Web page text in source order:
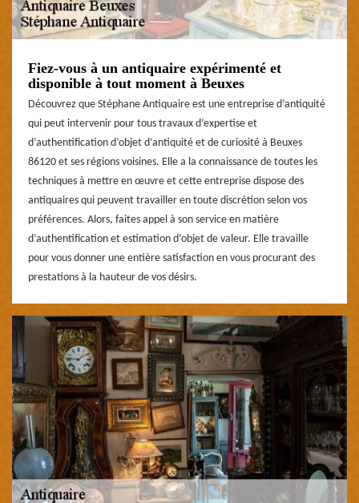
Fiez-vous à un antiquaire expérimenté et
disponible à tout moment à Beuxes
Découvrez que Stéphane Antiquaire est une entreprise d’antiquité
qui peut intervenir pour tous travaux d’expertise et
d’authentification d’objet d’antiquité et de curiosité à Beuxes
86120 et ses régions voisines. Elle a la connaissance de toutes les
techniques à mettre en œuvre et cette entreprise dispose des
antiquaires qui peuvent travailler en toute discrétion selon vos
préférences. Alors, faites appel à son service en matière
d’authentification et estimation d’objet de valeur. Elle travaille
pour vous donner une entière satisfaction en vous procurant des
prestations à la hauteur de vos désirs.